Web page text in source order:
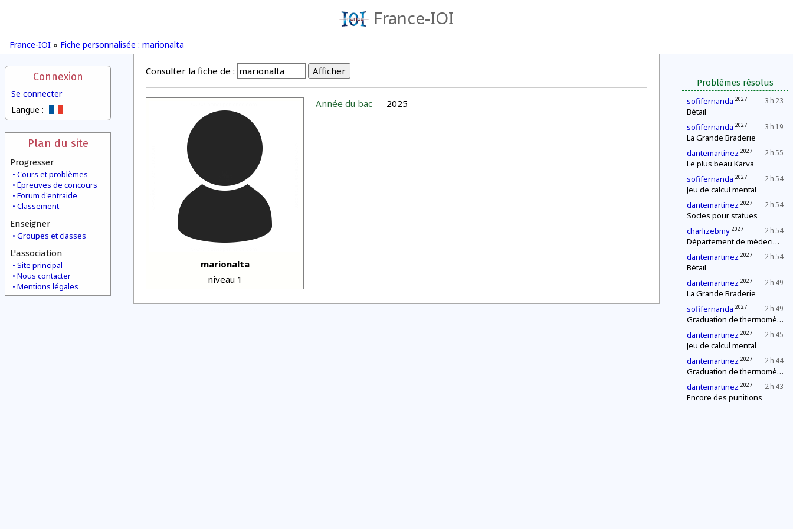
France-IOI
France-IOI » Fiche personnalisée : marionalta
Connexion
Se connecter
Langue :
Plan du site
Progresser
Cours et problèmes
Épreuves de concours
Forum d'entraide
Classement
Enseigner
Groupes et classes
L'association
Site principal
Nous contacter
Mentions légales
Problèmes résolus
3 h 23
sofifernanda 2027
Bétail
3 h 19
sofifernanda 2027
La Grande Braderie
2 h 55
dantemartinez 2027
Le plus beau Karva
2 h 54
sofifernanda 2027
Jeu de calcul mental
2 h 54
dantemartinez 2027
Socles pour statues
2 h 54
charlizebmy 2027
Département de médecine : contrôle d'une épidémie
2 h 54
dantemartinez 2027
Bétail
2 h 49
dantemartinez 2027
La Grande Braderie
2 h 49
sofifernanda 2027
Graduation de thermomètres
2 h 45
dantemartinez 2027
Jeu de calcul mental
2 h 44
dantemartinez 2027
Graduation de thermomètres
2 h 43
dantemartinez 2027
Encore des punitions
Consulter la fiche de :
marionalta
niveau 1
Année du bac 2025